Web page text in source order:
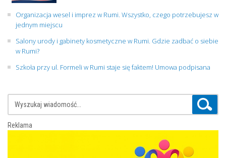
Organizacja wesel i imprez w Rumi. Wszystko, czego potrzebujesz w
jednym miejscu
Salony urody i gabinety kosmetyczne w Rumi. Gdzie zadbać o siebie
w Rumi?
Szkoła przy ul. Formeli w Rumi staje się faktem! Umowa podpisana
Reklama